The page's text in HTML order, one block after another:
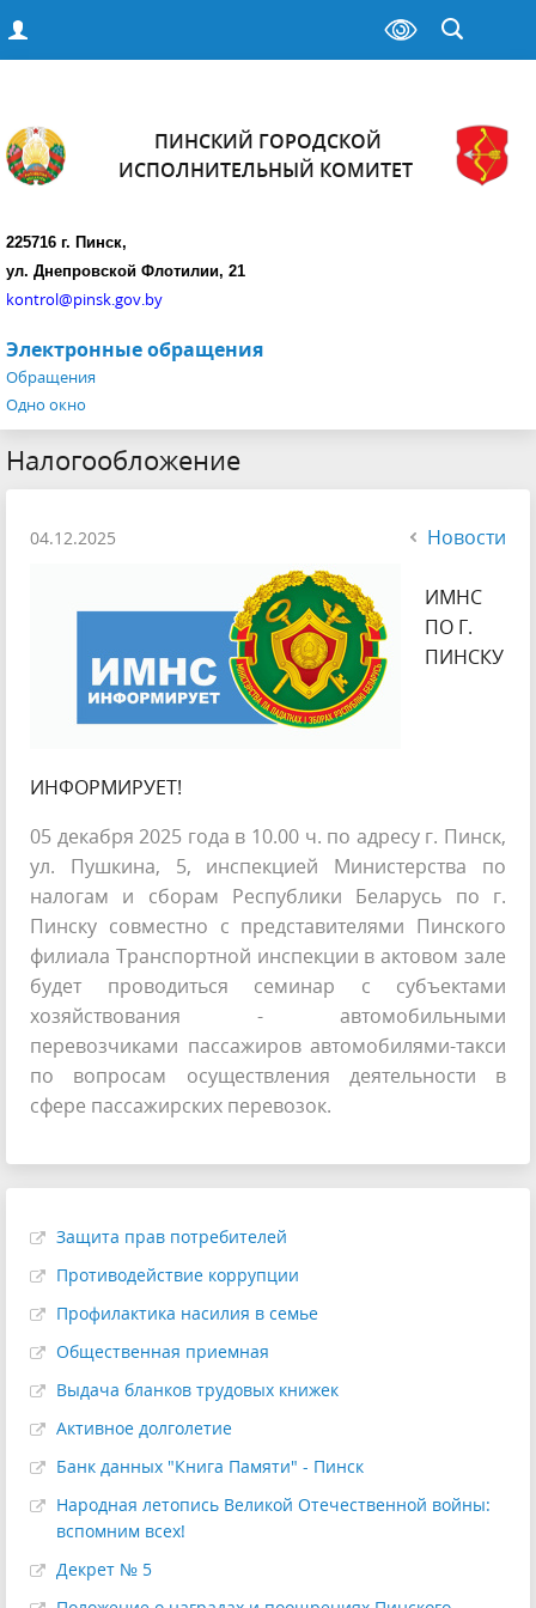
ПИНСКИЙ ГОРОДСКОЙ
ИСПОЛНИТЕЛЬНЫЙ КОМИТЕТ
225716 г. Пинск,
ул. Днепровской Флотилии, 21
kontrol@pinsk.gov.by
Электронные обращения
Обращения
Одно окно
Налогообложение
04.12.2025 Новости
ИМНС
ПО Г.
ПИНСКУ
ИНФОРМИРУЕТ!
05 декабря 2025 года в 10.00 ч. по адресу г. Пинск,
ул. Пушкина, 5, инспекцией Министерства по
налогам и сборам Республики Беларусь по г.
Пинску совместно с представителями Пинского
филиала Транспортной инспекции в актовом зале
будет проводиться семинар с субъектами
хозяйствования - автомобильными
перевозчиками пассажиров автомобилями-такси
по вопросам осуществления деятельности в
сфере пассажирских перевозок.
Защита прав потребителей
Противодействие коррупции
Профилактика насилия в семье
Общественная приемная
Выдача бланков трудовых книжек
Активное долголетие
Банк данных "Книга Памяти" - Пинск
Народная летопись Великой Отечественной войны:
вспомним всех!
Декрет № 5